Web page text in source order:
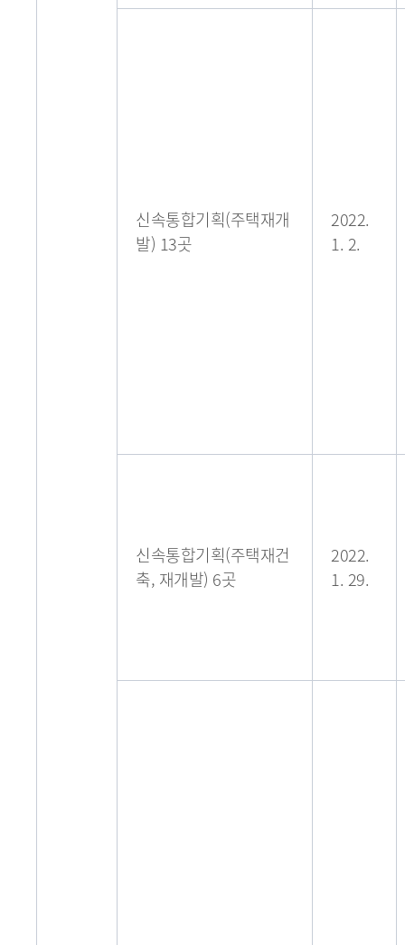
신속통합기획(주택재개
발) 13곳
2022.
1. 2.
신속통합기획(주택재건
축, 재개발) 6곳
2022.
1. 29.